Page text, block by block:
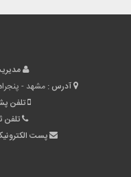
آدرس : مشهد - پنجراه
تلفن
تلفن
پست